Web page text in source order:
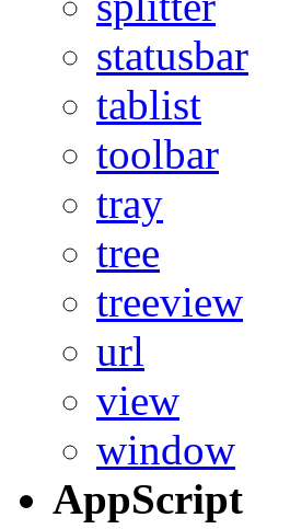
statusbar
tablist
toolbar
tray
tree
treeview
url
view
window
AppScript